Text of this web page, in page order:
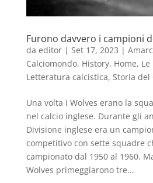
Furono davvero i campioni
da editor| Set 17, 2023 |
Calciomondo, History, Home,
Letteratura calcistica, Storia del
Una volta i Wolves erano la
nel calcio inglese. Durante gli
Divisione inglese era un
competitivo con sette squadre
campionato dal 1950 al 1960.
Wolves primeggiarono tre...